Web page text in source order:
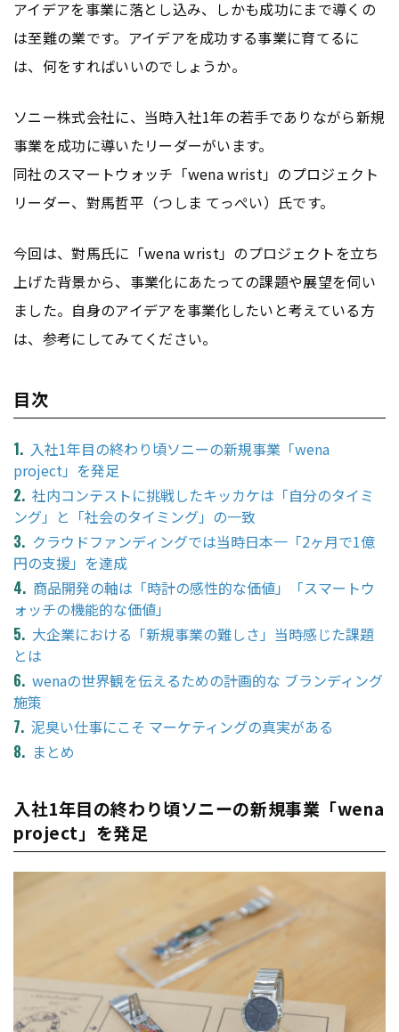
アイデアを事業に落とし込み、しかも成功にまで導くの
は至難の業です。アイデアを成功する事業に育てるに
は、何をすればいいのでしょうか。
ソニー株式会社に、当時入社1年の若手でありながら新規
事業を成功に導いたリーダーがいます。
同社のスマートウォッチ「wena wrist」のプロジェクト
リーダー、對馬哲平（つしま てっぺい）氏です。
今回は、對馬氏に「wena wrist」のプロジェクトを立ち
上げた背景から、事業化にあたっての課題や展望を伺い
ました。自身のアイデアを事業化したいと考えている方
は、参考にしてみてください。
目次
入社1年目の終わり頃ソニーの新規事業「wena
project」を発足
社内コンテストに挑戦したキッカケは「自分のタイミ
ング」と「社会のタイミング」の一致
クラウドファンディングでは当時日本一「2ヶ月で1億
円の支援」を達成
商品開発の軸は「時計の感性的な価値」「スマートウ
ォッチの機能的な価値」
大企業における「新規事業の難しさ」当時感じた課題
とは
wenaの世界観を伝えるための計画的な ブランディング
施策
泥臭い仕事にこそ マーケティングの真実がある
まとめ
入社1年目の終わり頃ソニーの新規事業「wena
project」を発足